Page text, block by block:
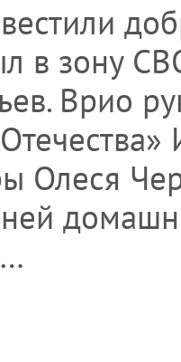
в зону
Врио
Олеся